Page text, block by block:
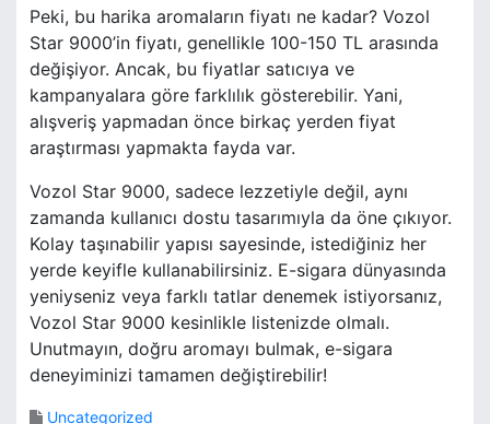
Peki, bu harika aromaların fiyatı ne kadar? Vozol
Star 9000’in fiyatı, genellikle 100-150 TL arasında
değişiyor. Ancak, bu fiyatlar satıcıya ve
kampanyalara göre farklılık gösterebilir. Yani,
alışveriş yapmadan önce birkaç yerden fiyat
araştırması yapmakta fayda var.
Vozol Star 9000, sadece lezzetiyle değil, aynı
zamanda kullanıcı dostu tasarımıyla da öne çıkıyor.
Kolay taşınabilir yapısı sayesinde, istediğiniz her
yerde keyifle kullanabilirsiniz. E-sigara dünyasında
yeniyseniz veya farklı tatlar denemek istiyorsanız,
Vozol Star 9000 kesinlikle listenizde olmalı.
Unutmayın, doğru aromayı bulmak, e-sigara
deneyiminizi tamamen değiştirebilir!
Uncategorized